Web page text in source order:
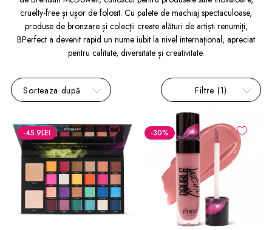
cruelty-free și ușor de folosit. Cu palete de machiaj spectaculoase,
produse de bronzare și colecții create alături de artiști renumiți,
BPerfect a devenit rapid un nume iubit la nivel internațional, apreciat
pentru calitate, diversitate și creativitate.
Sorteaza după Filtre (1)
-45.9LEI -30%